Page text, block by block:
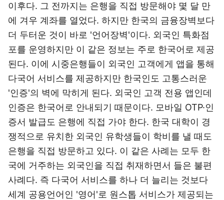
이후다. 그 전까지는 은행을 직접 방문해야 몇 달 만
에 겨우 계좌를 열었다. 하지만 한국의 금융장벽보다
더 두터운 것이 바로 '언어장벽'이다. 외국인 특화점
포를 운영하지만 이 같은 정보는 주로 한국어로 제공
된다. 이에 시중은행들이 외국인 고객에게 앱을 통해
다국어 서비스를 제공하지만 한국인도 고통스러운
'인증'의 벽에 막히게 된다. 외국인 고객 전용 앱인데
인증은 한국어로 안내되기 때문이다. 모바일 OTP·인
증서 발급도 은행에 직접 가야 한다. 한국 대학이 경
쟁적으로 유치한 외국인 유학생들이 학비를 낼 때도
은행을 직접 방문하고 있다. 이 같은 사례는 모두 한
국에 거주하는 외국인을 직접 취재하면서 들은 불편
사례다. 즉 다국어 서비스를 하나 더 늘리는 것보다
세계 공용언어인 '영어'로 원스톱 서비스가 제공되는